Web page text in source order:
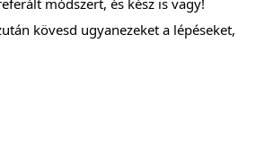
módszert, és kész is vagy!
kövesd ugyanezeket a lépéseket,